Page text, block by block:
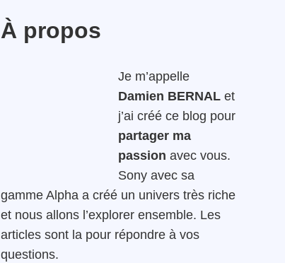
À propos
Je m’appelle
Damien BERNAL et
j’ai créé ce blog pour
partager ma
passion avec vous.
Sony avec sa
gamme Alpha a créé un univers très riche
et nous allons l’explorer ensemble. Les
articles sont la pour répondre à vos
questions.